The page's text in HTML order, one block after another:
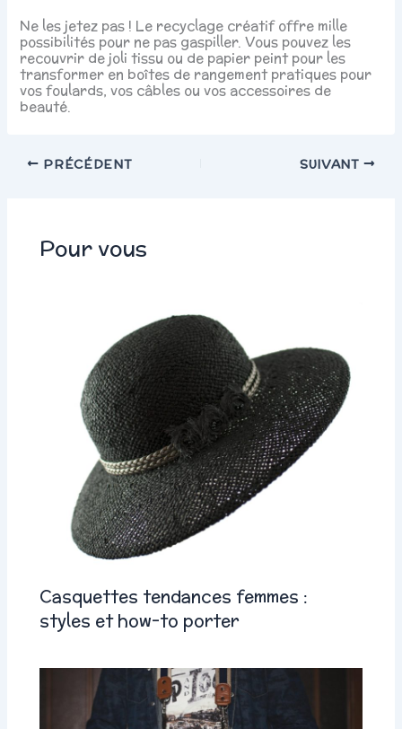
Ne les jetez pas ! Le recyclage créatif offre mille
possibilités pour ne pas gaspiller. Vous pouvez les
recouvrir de joli tissu ou de papier peint pour les
transformer en boîtes de rangement pratiques pour
vos foulards, vos câbles ou vos accessoires de
beauté.
PRÉCÉDENT SUIVANT
Pour vous
Casquettes tendances femmes :
styles et how-to porter